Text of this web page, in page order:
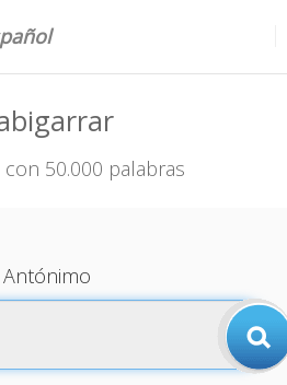
50.000 palabras
Antónimo